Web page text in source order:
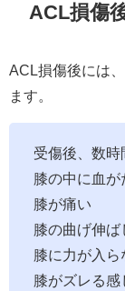
ACL損傷
ACL損傷後には
ます。
受傷後、数時
膝の中に血が
膝が痛い
膝の曲げ伸ば
膝に力が入ら
膝がズレる感